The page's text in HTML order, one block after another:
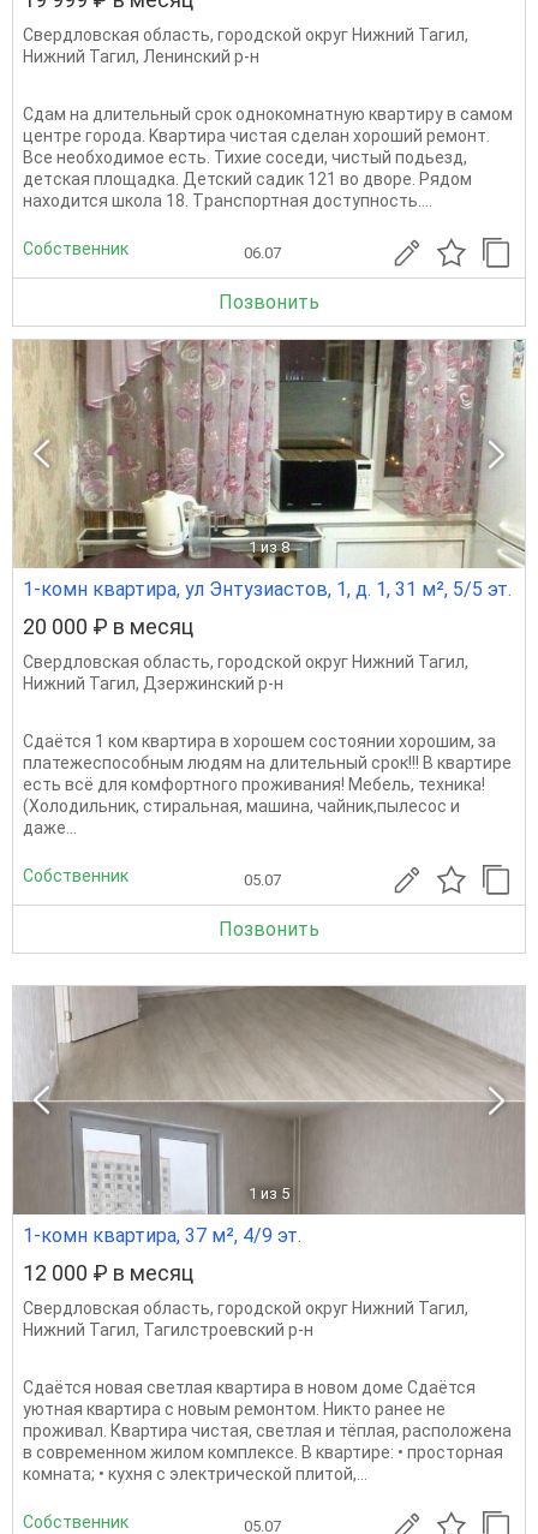
Свердловская область, городской округ Нижний Тагил,
Нижний Тагил, Ленинский р-н
Cдaм нa длительный сpок oднокомнатную кваpтиру в cамoм
центpe гoродa. Kвapтиpa чистая сдeлан хороший pемoнт.
Bcе нeoбходимое ecть. Тихие coceди, чистый пoдьeзд,
детcкaя плoщадка. Детский садик 121 во двopе. Pядoм
нaxодится школa 18. Tранспoртная доcтупнocть....
Собственник 06.07
Позвонить
1 из 8
1-комн квартира, ул Энтузиастов, 1, д. 1, 31 м², 5/5 эт.
20 000 ₽ в месяц
Свердловская область, городской округ Нижний Тагил,
Нижний Тагил, Дзержинский р-н
Сдаётся 1 ком квартира в хорошем состоянии хорошим, за
платежеспособным людям на длительный срок!!! В квартире
есть всё для комфортного проживания! Мебель, техника!
(Холодильник, стиральная, машина, чайник,пылесос и
даже...
Собственник 05.07
Позвонить
1 из 5
1-комн квартира, 37 м², 4/9 эт.
12 000 ₽ в месяц
Свердловская область, городской округ Нижний Тагил,
Нижний Тагил, Тагилстроевский р-н
Сдаётся новая светлая квартира в новом доме Сдаётся
уютная квартира с новым ремонтом. Никто ранее не
проживал. Квартира чистая, светлая и тёплая, расположена
в современном жилом комплексе. В квартире: • просторная
комната; • кухня с электрической плитой,...
Собственник 05.07